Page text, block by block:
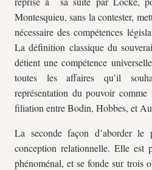
Montesquieu, sans la contester,
nécessaire des compétences
La définition classique du
détient une compétence
toutes les affaires qu’il
représentation du pouvoir
filiation entre Bodin, Hobbes, et
La seconde façon d’aborder
conception relationnelle. Elle est
phénoménal, et se fonde sur trois